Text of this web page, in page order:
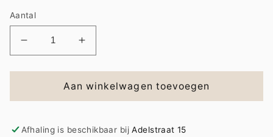
Aantal
Aantal
verlagen
voor
|
heart
Aantal
verhogen
voor
Earring
|
heart
Aan winkelwagen toevoegen
Afhaling is beschikbaar bijAdelstraat 15